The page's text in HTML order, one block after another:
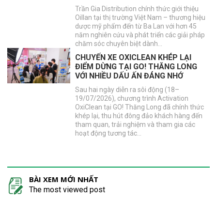
Trần Gia Distribution chính thức giới thiệu
Oillan tại thị trường Việt Nam – thương hiệu
dược mỹ phẩm đến từ Ba Lan với hơn 45
năm nghiên cứu và phát triển các giải pháp
chăm sóc chuyên biệt dành…
CHUYẾN XE OXICLEAN KHÉP LẠI
ĐIỂM DỪNG TẠI GO! THĂNG LONG
VỚI NHIỀU DẤU ẤN ĐÁNG NHỚ
Sau hai ngày diễn ra sôi động (18–
19/07/2026), chương trình Activation
OxiClean tại GO! Thăng Long đã chính thức
khép lại, thu hút đông đảo khách hàng đến
tham quan, trải nghiệm và tham gia các
hoạt động tương tác…
BÀI XEM MỚI NHẤT
The most viewed post